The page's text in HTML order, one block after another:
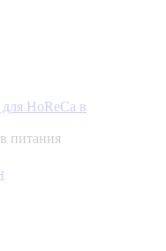
питания